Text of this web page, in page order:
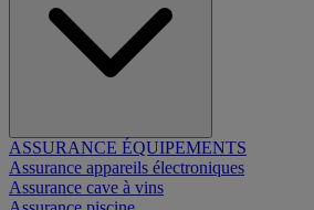
ASSURANCE ÉQUIPEMENTS
Assurance appareils électroniques
Assurance cave à vins